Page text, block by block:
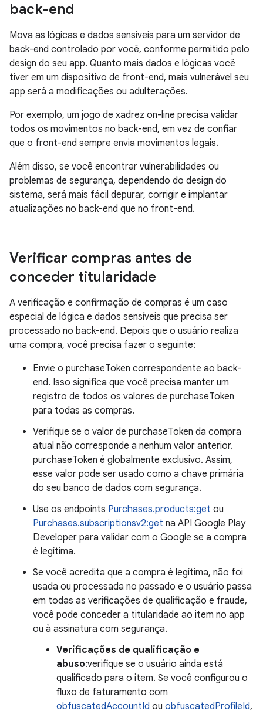
back-end
Mova as lógicas e dados sensíveis para um servidor de
back-end controlado por você, conforme permitido pelo
design do seu app. Quanto mais dados e lógicas você
tiver em um dispositivo de front-end, mais vulnerável seu
app será a modificações ou adulterações.
Por exemplo, um jogo de xadrez on-line precisa validar
todos os movimentos no back-end, em vez de confiar
que o front-end sempre envia movimentos legais.
Além disso, se você encontrar vulnerabilidades ou
problemas de segurança, dependendo do design do
sistema, será mais fácil depurar, corrigir e implantar
atualizações no back-end que no front-end.
Verificar compras antes de
conceder titularidade
A verificação e confirmação de compras é um caso
especial de lógica e dados sensíveis que precisa ser
processado no back-end. Depois que o usuário realiza
uma compra, você precisa fazer o seguinte:
Envie o purchaseToken correspondente ao back-
end. Isso significa que você precisa manter um
registro de todos os valores de purchaseToken
para todas as compras.
Verifique se o valor de purchaseToken da compra
atual não corresponde a nenhum valor anterior.
purchaseToken é globalmente exclusivo. Assim,
esse valor pode ser usado como a chave primária
do seu banco de dados com segurança.
Use os endpoints Purchases.products:get ou
Purchases.subscriptionsv2:get na API Google Play
Developer para validar com o Google se a compra
é legítima.
Se você acredita que a compra é legítima, não foi
usada ou processada no passado e o usuário passa
em todas as verificações de qualificação e fraude,
você pode conceder a titularidade ao item no app
ou à assinatura com segurança.
Verificações de qualificação e
abuso:verifique se o usuário ainda está
qualificado para o item. Se você configurou o
fluxo de faturamento com
obfuscatedAccountId ou obfuscatedProfileId,